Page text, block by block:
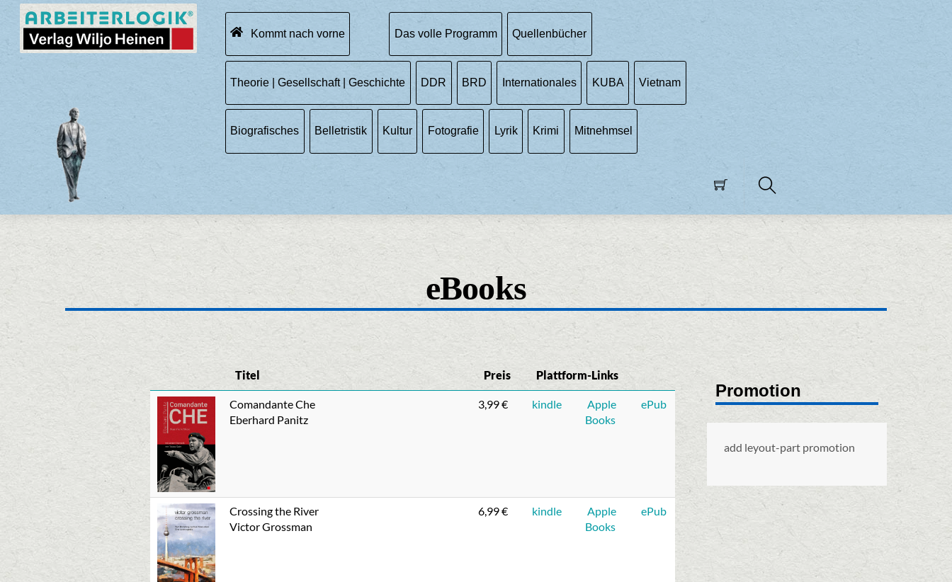
content
Menu
Search
Kommt nach vorne Das volle Programm Quellenbücher
Theorie | Gesellschaft | Geschichte DDR BRD Internationales KUBA Vietnam
Biografisches Belletristik Kultur Fotografie Lyrik Krimi Mitnehmsel
eBooks
Titel Preis Plattform-Links
Comandante Che
Eberhard Panitz
3,99 € kindle
Apple
Books
ePub
Crossing the River
Victor Grossman
6,99 € kindle
Apple
Books
ePub
Promotion
add leyout-part promotion